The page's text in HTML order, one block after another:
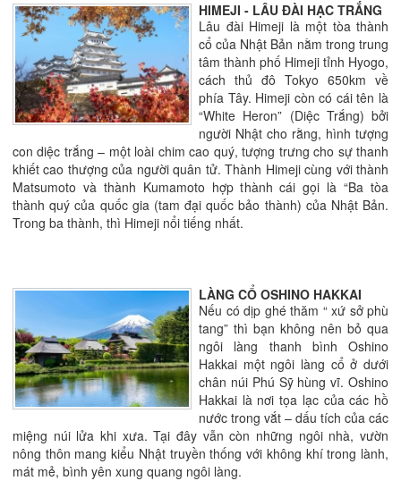
HIMEJI - LÂU ĐÀI HẠC TRẮNG
Lâu đài Himeji là một tòa thành
cổ của Nhật Bản nằm trong trung
tâm thành phố Himeji tỉnh Hyogo,
cách thủ đô Tokyo 650km về
phía Tây. Himeji còn có cái tên là
“White Heron” (Diệc Trắng) bởi
người Nhật cho rằng, hình tượng
con diệc trắng – một loài chim cao quý, tượng trưng cho sự thanh
khiết cao thượng của người quân tử. Thành Himeji cùng với thành
Matsumoto và thành Kumamoto hợp thành cái gọi là “Ba tòa
thành quý của quốc gia (tam đại quốc bảo thành) của Nhật Bản.
Trong ba thành, thì Himeji nổi tiếng nhất.
LÀNG CỔ OSHINO HAKKAI
Nếu có dịp ghé thăm “ xứ sở phù
tang” thì bạn không nên bỏ qua
ngôi làng thanh bình Oshino
Hakkai một ngôi làng cổ ở dưới
chân núi Phú Sỹ hùng vĩ. Oshino
Hakkai là nơi tọa lạc của các hồ
nước trong vắt – dấu tích của các
miệng núi lửa khi xưa. Tại đây vẫn còn những ngôi nhà, vườn
nông thôn mang kiểu Nhật truyền thống với không khí trong lành,
mát mẻ, bình yên xung quang ngôi làng.